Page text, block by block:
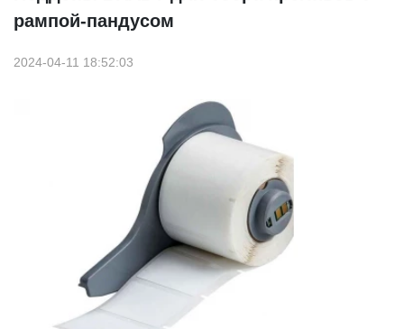
рампой-пандусом
2024-04-11 18:52:03